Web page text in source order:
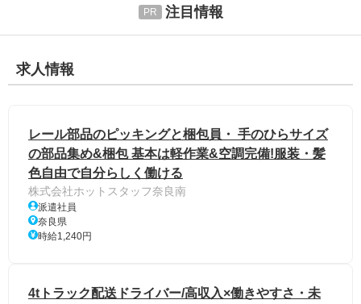
注目情報
求人情報
レール部品のピッキングと梱包員・ 手のひらサイズ
の部品集め&梱包 基本は軽作業&空調完備!服装・髪
色自由で自分らしく働ける
株式会社ホットスタッフ奈良南
派遣社員
奈良県
時給1,240円
4tトラック配送ドライバー/高収入×働きやすさ・未